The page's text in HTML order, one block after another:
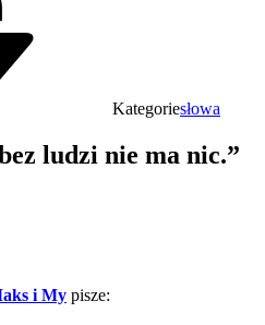
Kategoriesłowa
ludzi nie ma nic.”
i My pisze: